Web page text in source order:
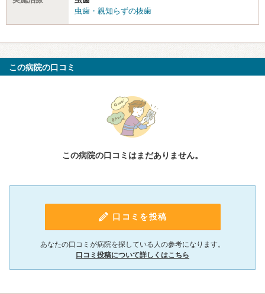
虫歯・親知らずの抜歯
この病院の口コミ
この病院の口コミはまだありません。
口コミを投稿
あなたの口コミが病院を探している人の参考になります。
口コミ投稿について詳しくはこちら